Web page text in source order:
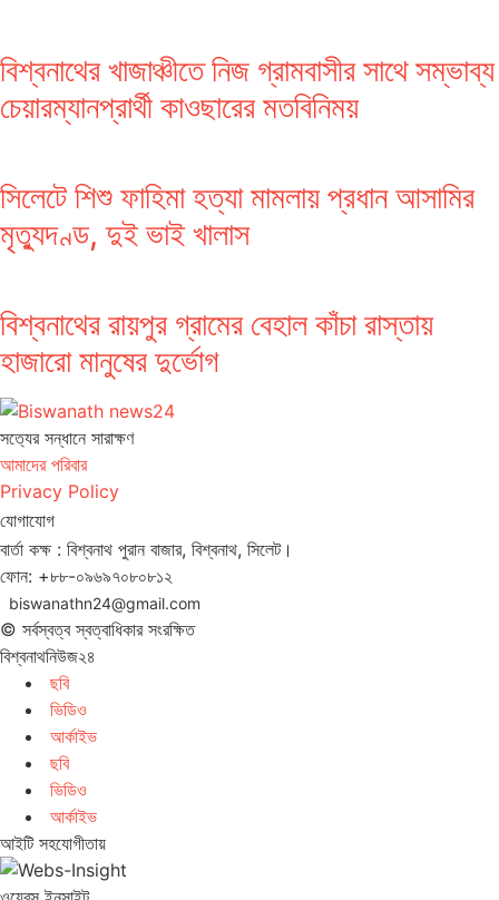
বিশ্বনাথের খাজাঞ্চীতে নিজ গ্রামবাসীর সাথে সম্ভাব্য
চেয়ারম্যানপ্রার্থী কাওছারের মতবিনিময়
সিলেটে শিশু ফাহিমা হত্যা মামলায় প্রধান আসামির
মৃত্যুদণ্ড, দুই ভাই খালাস
বিশ্বনাথের রায়পুর গ্রামের বেহাল কাঁচা রাস্তায়
হাজারো মানুষের দুর্ভোগ
সত‌্যের সন্ধানে সারাক্ষণ
আমাদের পরিবার
Privacy Policy
যোগাযোগ
বার্তা কক্ষ : বিশ্বনাথ পুরান বাজার, বিশ্বনাথ, সিলেট।
ফোন: +৮৮-০৯৬৯৭০৮০৮১২
biswanathn24@gmail.com
© সর্বস্বত্ব স্বত্বাধিকার সংরক্ষিত
বিশ্বনাথনিউজ২৪
ছবি
ভিডিও
আর্কাইভ
ছবি
ভিডিও
আর্কাইভ
আইটি সহযোগীতায়